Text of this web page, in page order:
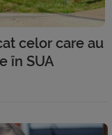
celor care au
în SUA